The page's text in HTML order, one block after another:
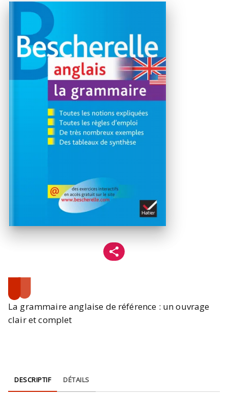
La grammaire anglaise de référence : un ouvrage
clair et complet
DESCRIPTIF DÉTAILS